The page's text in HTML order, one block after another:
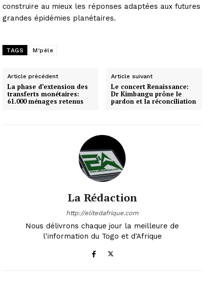
construire au mieux les réponses adaptées aux futures
grandes épidémies planétaires.
TAGS M'pèle
Article précédent
La phase d’extension des
transferts monétaires:
61.000 ménages retenus
Article suivant
Le concert Renaissance:
Dr Kimbangu prône le
pardon et la réconciliation
La Rédaction
http://elitedafrique.com
Nous délivrons chaque jour la meilleure de
l'information du Togo et d'Afrique